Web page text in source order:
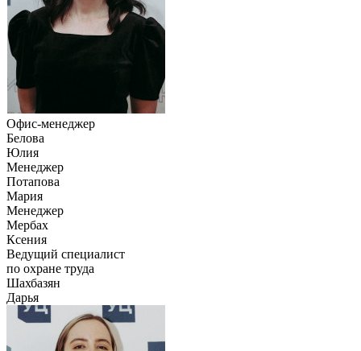
Офис-менеджер
Белова
Юлия
Менеджер
Потапова
Мария
Менеджер
Мербах
Ксения
Ведущий специалист
по охране труда
Шахбазян
Дарья